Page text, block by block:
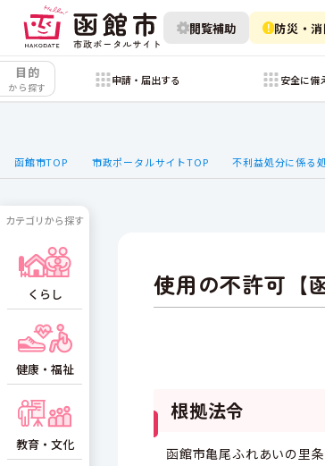
閲覧補助 防災・
目的
から探す
申請・届出する 安全に備
函館市TOP 市政ポータルサイトTOP 不利益処分に係る
使用の不許可【
根拠法令
函館市亀尾ふれあいの里
カテゴリから探す
くらし
健康・福祉
教育・文化